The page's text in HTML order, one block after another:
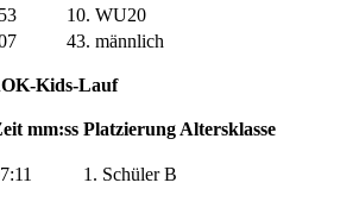
10. WU20
43. männlich
Kids-Lauf
mm:ss Platzierung Altersklasse
1. Schüler B